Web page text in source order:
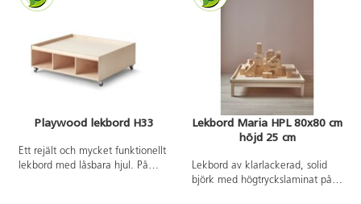
Playwood lekbord H33
Ett rejält och mycket funktionellt
lekbord med låsbara hjul. På
Lekbord Maria HPL 80x80 cm
höjd 25 cm
Lekbord av klarlackerad, solid
björk med högtryckslaminat på